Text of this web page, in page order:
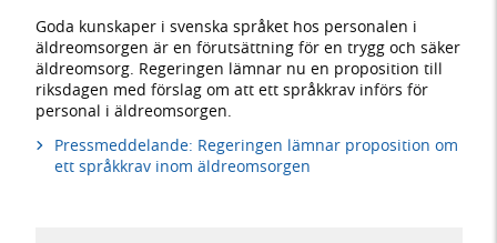
Goda kunskaper i svenska språket hos personalen i
äldreomsorgen är en förutsättning för en trygg och säker
äldreomsorg. Regeringen lämnar nu en proposition till
riksdagen med förslag om att ett språkkrav införs för
personal i äldreomsorgen.
Pressmeddelande: Regeringen lämnar proposition om
ett språkkrav inom äldreomsorgen